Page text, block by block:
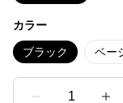
カラー
ブラック ベー
1